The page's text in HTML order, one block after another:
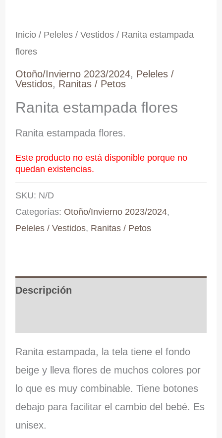
Inicio/ Peleles / Vestidos/ Ranita estampada
flores
Otoño/Invierno 2023/2024, Peleles /
Vestidos, Ranitas / Petos
Ranita estampada flores
Ranita estampada flores.
Este producto no está disponible porque no
quedan existencias.
SKU: N/D
Categorías: Otoño/Invierno 2023/2024,
Peleles / Vestidos, Ranitas / Petos
Descripción
Ranita estampada, la tela tiene el fondo
beige y lleva flores de muchos colores por
lo que es muy combinable. Tiene botones
debajo para facilitar el cambio del bebé. Es
unisex.